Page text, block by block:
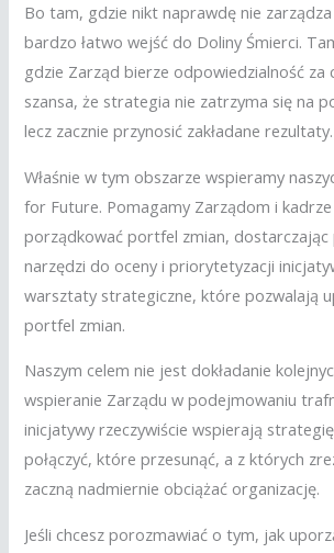
Bo tam, gdzie nikt naprawdę nie
bardzo łatwo wejść do Doliny Śmierci.
gdzie Zarząd bierze odpowiedzialność za
szansa, że strategia nie zatrzyma się na
lecz zacznie przynosić zakładane rezultaty.
Właśnie w tym obszarze wspieramy
for Future. Pomagamy Zarządom i
porządkować portfel zmian, dostarczając
narzędzi do oceny i priorytetyzacji
warsztaty strategiczne, które pozwalają
portfel zmian.
Naszym celem nie jest dokładanie
wspieranie Zarządu w podejmowaniu
inicjatywy rzeczywiście wspierają
połączyć, które przesunąć, a z których
zaczną nadmiernie obciążać organizację.
Jeśli chcesz porozmawiać o tym, jak